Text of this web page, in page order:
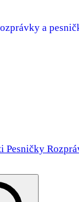
a
Pesničky